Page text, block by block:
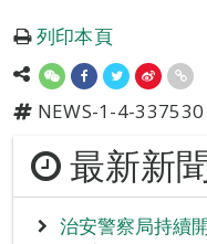
列印本頁
NEWS-1-4-337530
最新新
治安警察局持續